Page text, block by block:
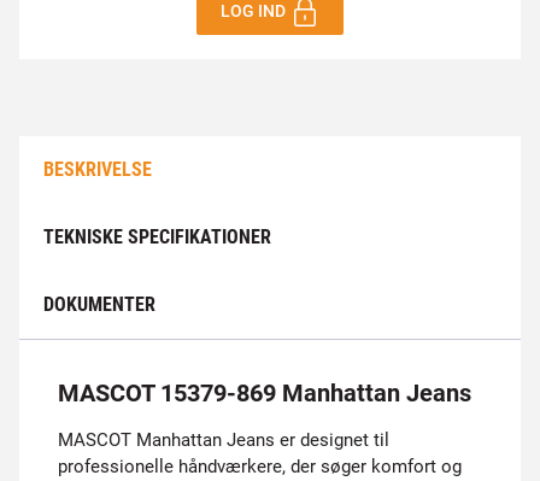
LOG IND
BESKRIVELSE
TEKNISKE SPECIFIKATIONER
DOKUMENTER
MASCOT 15379-869 Manhattan Jeans
MASCOT Manhattan Jeans er designet til
professionelle håndværkere, der søger komfort og